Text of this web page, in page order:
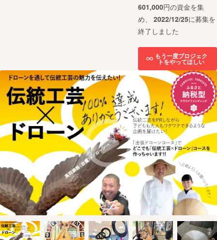
601,000円の資金を集
め、 2022/12/25に募集を
終了しました
もう一度プロジェク
トをやってほしい